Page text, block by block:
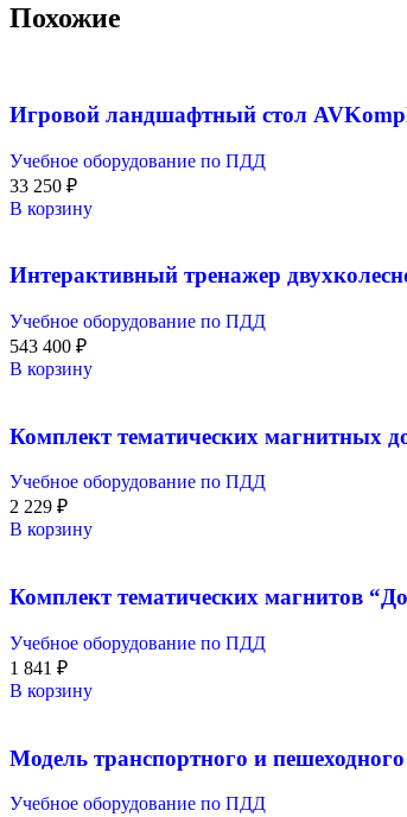
Похожие
Игровой ландшафтный стол
Учебное оборудование по ПДД
33 250 ₽
В корзину
Интерактивный тренажер
Учебное оборудование по ПДД
543 400 ₽
В корзину
Комплект тематических магнитных
Учебное оборудование по ПДД
2 229 ₽
В корзину
Комплект тематических магнитов
Учебное оборудование по ПДД
1 841 ₽
В корзину
Модель транспортного и
Учебное оборудование по ПДД